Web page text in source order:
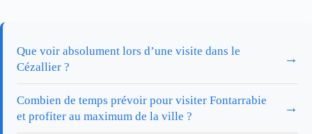
Que voir absolument lors d’une visite dans le
Cézallier ?
→
Combien de temps prévoir pour visiter Fontarrabie
et profiter au maximum de la ville ?
→